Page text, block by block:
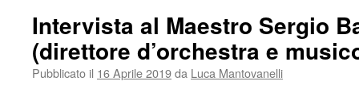
Pont
(attrice
e
autrice
Intervista al Maestro Sergio
(direttore d’orchestra e
Pubblicato il 16 Aprile 2019da Luca Mantovanelli